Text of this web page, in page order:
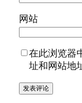
网站
在此浏览器
址和网站地